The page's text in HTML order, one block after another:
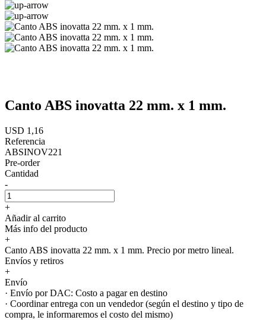
Canto ABS inovatta 22 mm. x 1 mm.
USD 1,16
Referencia
ABSINOV221
Pre-order
Cantidad
-
+
Añadir al carrito
Más info del producto
+
Canto ABS inovatta 22 mm. x 1 mm. Precio por metro lineal.
Envíos y retiros
+
Envío
· Envío por DAC: Costo a pagar en destino
· Coordinar entrega con un vendedor (según el destino y tipo de
compra, le informaremos el costo del mismo)